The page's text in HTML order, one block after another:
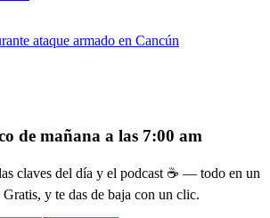
ataque armado en Cancún
de mañana a las 7:00 am
claves del día y el podcast ☕ — todo en un
y te das de baja con un clic.